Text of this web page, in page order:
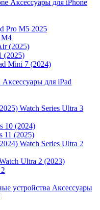
Аксессуары для iPhone
Pro M5 2025
M4
(2025)
(2025)
Mini 7 (2024)
Аксессуары для iPad
Watch Series Ultra 3
10 (2024)
11 (2025)
Watch Series Ultra 2
Ultra 2 (2023)
Аксессуары